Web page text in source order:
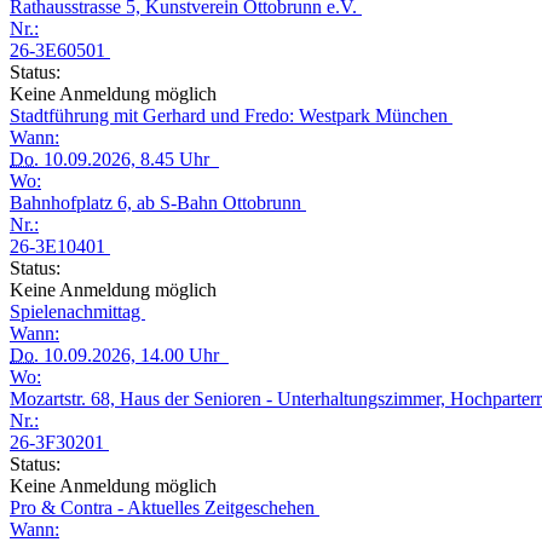
Rathausstrasse 5, Kunstverein Ottobrunn e.V.
Nr.:
26-3E60501
Status:
Keine Anmeldung möglich
Stadtführung mit Gerhard und Fredo: Westpark München
Wann:
Do. 10.09.2026, 8.45 Uhr
Wo:
Bahnhofplatz 6, ab S-Bahn Ottobrunn
Nr.:
26-3E10401
Status:
Keine Anmeldung möglich
Spielenachmittag
Wann:
Do. 10.09.2026, 14.00 Uhr
Wo:
Mozartstr. 68, Haus der Senioren - Unterhaltungszimmer,
Nr.:
26-3F30201
Status:
Keine Anmeldung möglich
Pro & Contra - Aktuelles Zeitgeschehen
Wann: